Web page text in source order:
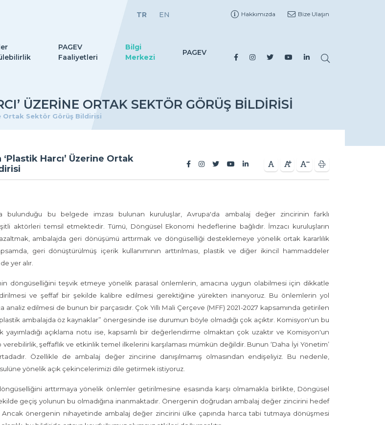
TR EN Hakkımızda Bize Ulaşın
PAGEV
Faaliyetleri
Bilgi
Merkezi
PAGEV
ÜZERINE ORTAK SEKTÖR GÖRÜŞ BILDIRISI
Ortak Sektör Görüş Bildirisi
Harcı’ Üzerine Ortak
bulunduğu bu belgede imzası bulunan kuruluşlar, Avrupa'da ambalaj değer zincirinin farklı
aktörleri temsil etmektedir. Tümü, Döngüsel Ekonomi hedeflerine bağlıdır. İmzacı kuruluşların
azaltmak, ambalajda geri dönüşümü arttırmak ve döngüselliği desteklemeye yönelik ortak kararlılık
geri dönüştürülmüş içerik kullanımının arttırılması, plastik ve diğer ikincil hammaddeler
yer alır.
döngüselliğini teşvik etmeye yönelik parasal önlemlerin, amacına uygun olabilmesi için dikkatle
ve şeffaf bir şekilde kalibre edilmesi gerektiğine yürekten inanıyoruz. Bu önlemlerin yol
analiz edilmesi de bunun bir parçasıdır. Çok Yıllı Mali Çerçeve (MFF) 2021-2027 kapsamında getirilen
ambalajda öz kaynaklar” önergesinde ise durumun böyle olmadığı çok açıktır. Komisyon'un bu
açıklama notu ise, kapsamlı bir değerlendirme olmaktan çok uzaktır ve Komisyon'un
şeffaflık ve etkinlik temel ilkelerini karşılaması mümkün değildir. Bunun ‘Daha İyi Yönetim’
ortadadır. Özellikle de ambalaj değer zincirine danışılmamış olmasından endişeliyiz. Bu nedenle,
yönelik açık çekincelerimizi dile getirmek istiyoruz.
arttırmaya yönelik önlemler getirilmesine esasında karşı olmamakla birlikte, Döngüsel
geçiş yolunun bu olmadığına inanmaktadır. Önergenin doğrudan ambalaj değer zincirini hedef
Ancak önergenin nihayetinde ambalaj değer zincirini ülke çapında harca tabi tutmaya dönüşmesi